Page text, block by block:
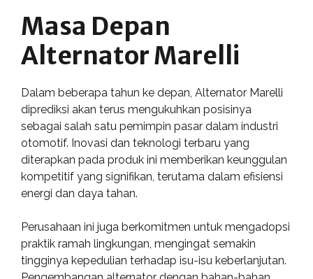
Masa Depan
Alternator Marelli
Dalam beberapa tahun ke depan, Alternator Marelli
diprediksi akan terus mengukuhkan posisinya
sebagai salah satu pemimpin pasar dalam industri
otomotif. Inovasi dan teknologi terbaru yang
diterapkan pada produk ini memberikan keunggulan
kompetitif yang signifikan, terutama dalam efisiensi
energi dan daya tahan.
Perusahaan ini juga berkomitmen untuk mengadopsi
praktik ramah lingkungan, mengingat semakin
tingginya kepedulian terhadap isu-isu keberlanjutan.